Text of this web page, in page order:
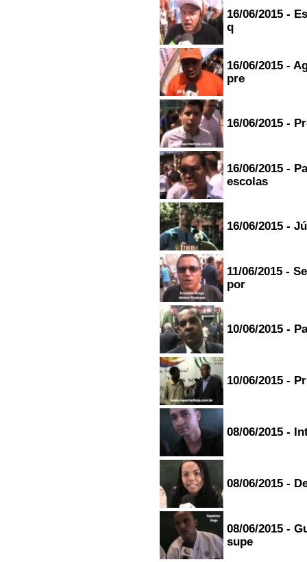
16/06/2015 -
q
16/06/2015 -
pre
16/06/2015 -
16/06/2015 -
escolas
16/06/2015 -
11/06/2015 -
por
10/06/2015 -
10/06/2015 -
08/06/2015 -
08/06/2015 -
08/06/2015 -
supe